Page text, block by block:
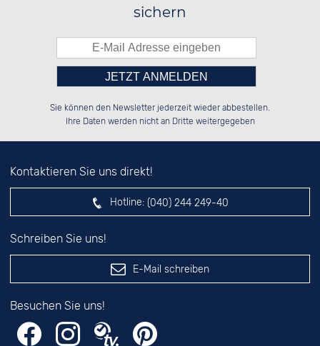
sichern
░░████░░██░░░░░░░░████░░░░░░██░░
░░░░██░░██████░░░░░░██░░░░████░░
░░░░██░░░░░░██░░░░░░██░░░░░░██░░
Bitte tragen Sie die Zahl in
das nebenstehende Feld ein.
Sie können den Newsletter jederzeit wieder abbestellen.
Ihre Daten werden nicht an Dritte weitergegeben
Kontaktieren Sie uns direkt!
Hotline: (040) 244 249-40
Schreiben Sie uns!
E-Mail schreiben
Besuchen Sie uns!